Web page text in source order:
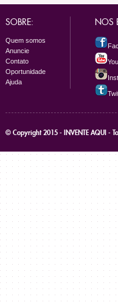
SOBRE:
Quem somos
Anuncie
Contato
Oportunidade
Ajuda
NOS
© Copyright 2015 - INVENTE AQUI -